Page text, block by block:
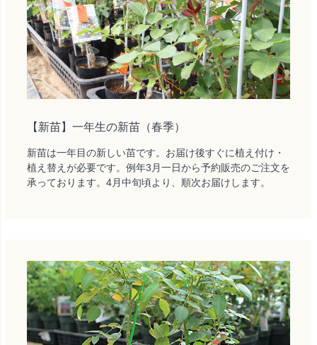
【新苗】一年生の新苗（春季）
新苗は一年目の新しい苗です。お届け後すぐに植え付け・
植え替えが必要です。例年3月一日から予約販売のご注文を
承っております。4月中旬頃より、順次お届けします。